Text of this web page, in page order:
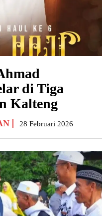
di Tiga
Kalteng
28 Februari 2026